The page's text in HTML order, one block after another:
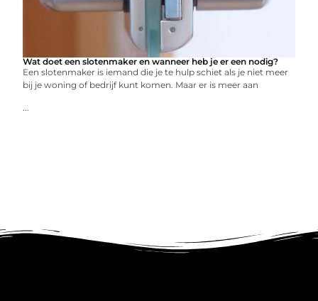
Wat doet een slotenmaker en wanneer heb je er een nodig?
Een slotenmaker is iemand die je te hulp schiet als je niet meer
bij je woning of bedrijf kunt komen. Maar er is meer aan
...